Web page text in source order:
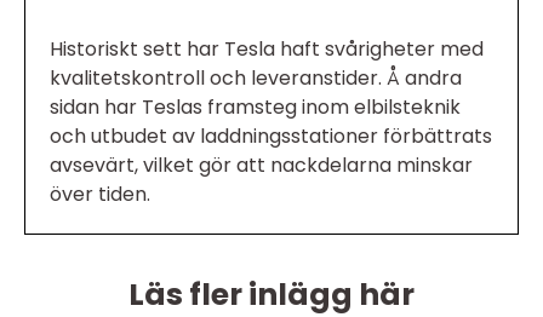
Historiskt sett har Tesla haft svårigheter med
kvalitetskontroll och leveranstider. Å andra
sidan har Teslas framsteg inom elbilsteknik
och utbudet av laddningsstationer förbättrats
avsevärt, vilket gör att nackdelarna minskar
över tiden.
Läs fler inlägg här